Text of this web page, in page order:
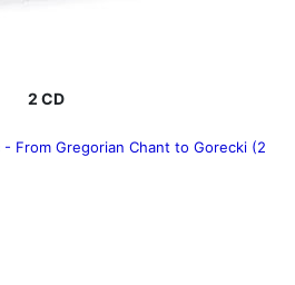
2 CD
From Gregorian Chant to Gorecki (2